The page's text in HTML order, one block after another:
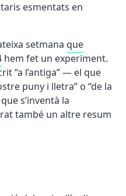
esmentats en
setmana que
hem fet un experiment.
“a l’antiga” — el que
puny i lletra” o “de la
s’inventà la
també un altre resum